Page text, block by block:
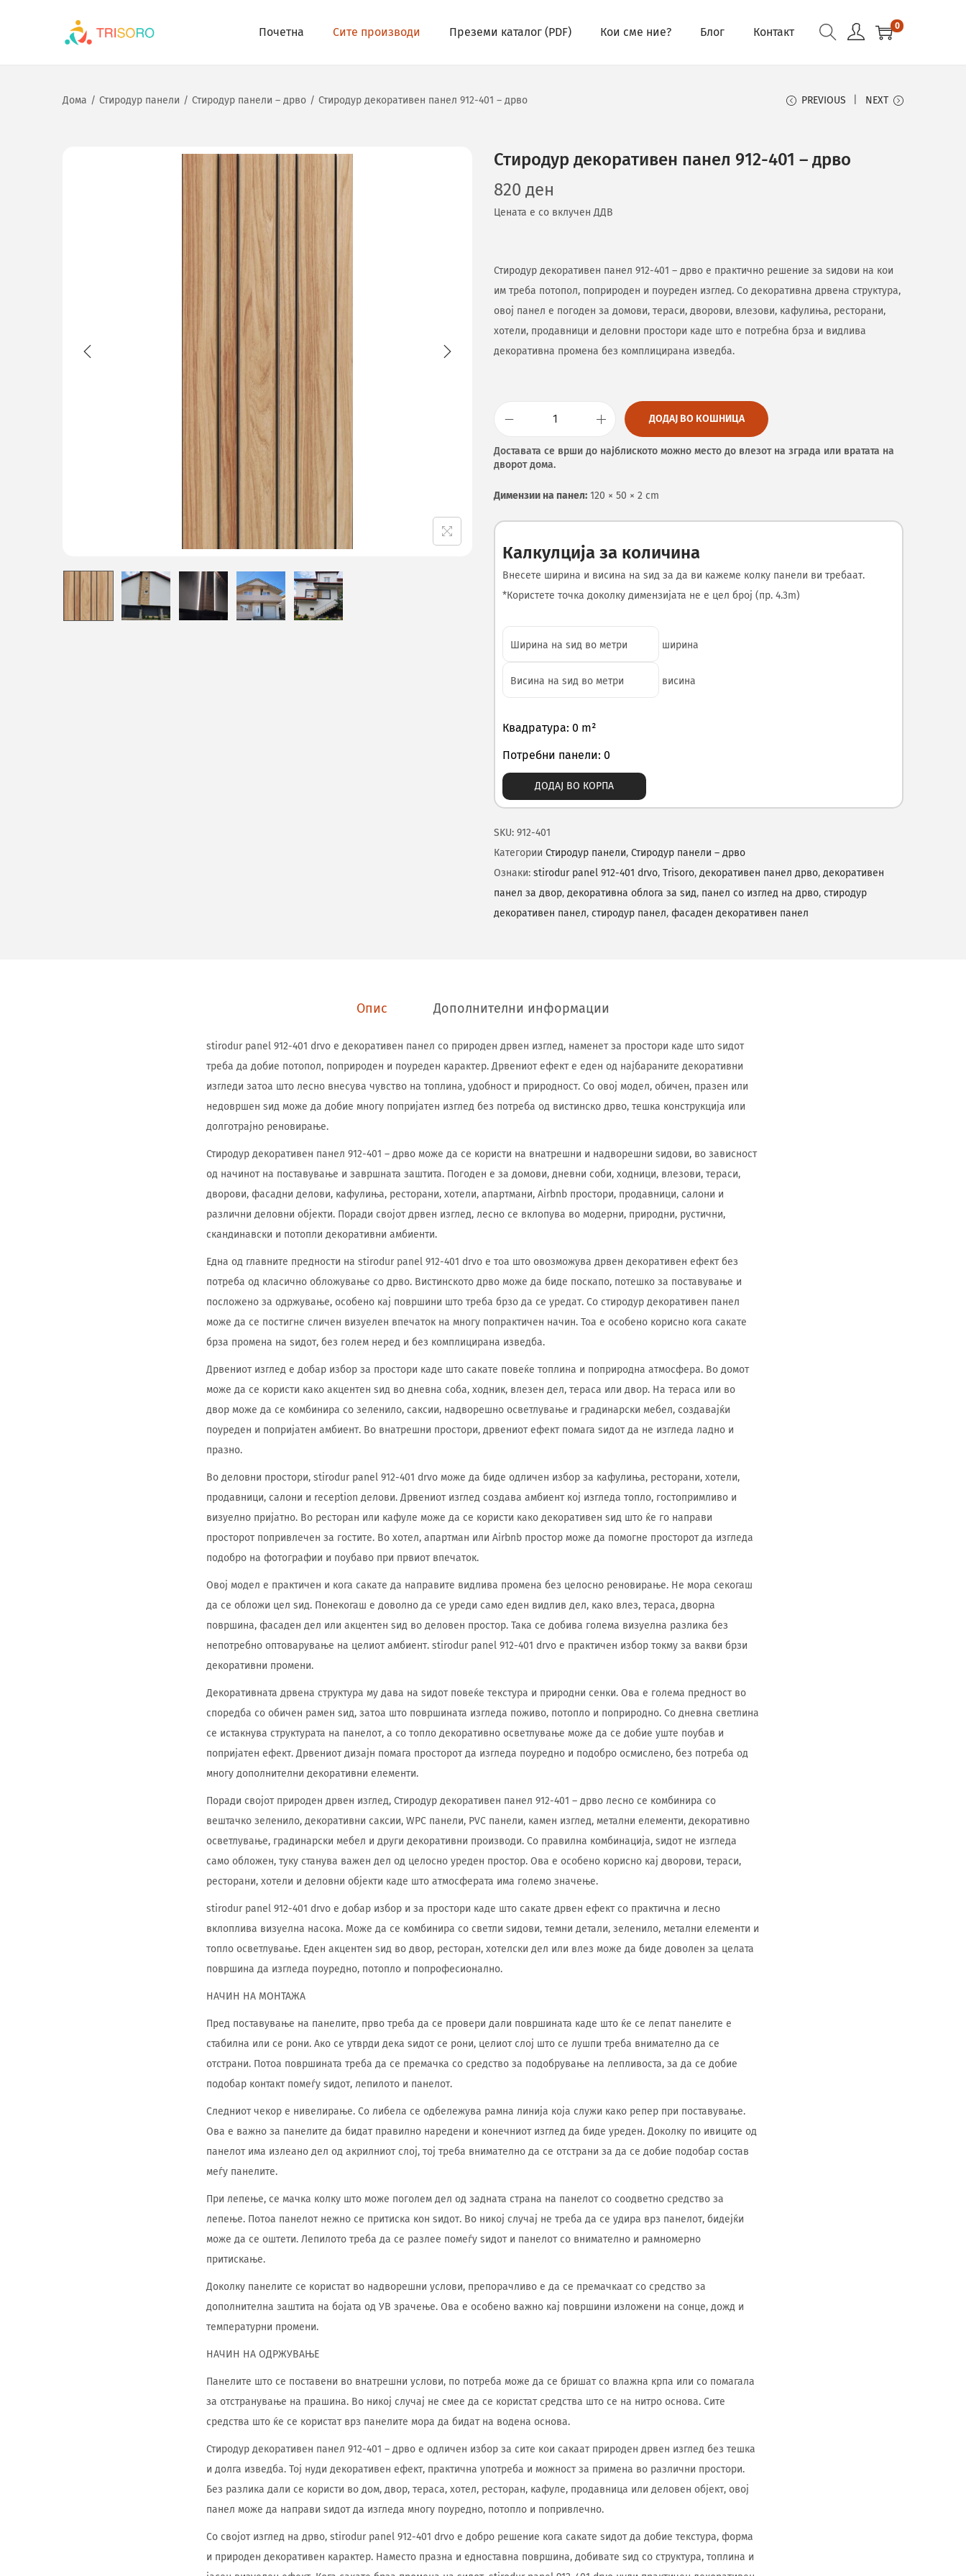
Почетна Сите производи Преземи каталог (PDF) Кои сме ние? Блог Контакт 0
Дома / Стиродур панели / Стиродур панели – дрво / Стиродур декоративен панел 912-401 – дрво PREVIOUS NEXT
Стиродур декоративен панел 912-401 – дрво
820 ден
Цената е со вклучен ДДВ
Стиродур декоративен панел 912-401 – дрво е практично решение за ѕидови на кои
им треба потопол, поприроден и поуреден изглед. Со декоративна дрвена структура,
овој панел е погоден за домови, тераси, дворови, влезови, кафулиња, ресторани,
хотели, продавници и деловни простори каде што е потребна брза и видлива
декоративна промена без комплицирана изведба.
ДОДАЈ ВО КОШНИЦА
Доставата се врши до најблиското можно место до влезот на зграда или вратата на
дворот дома.
Димензии на панел: 120 × 50 × 2 cm
Калкулција за количина
Внесете ширина и висина на ѕид за да ви кажеме колку панели ви требаат.
*Користете точка доколку димензијата не е цел број (пр. 4.3m)
ширина
висина
Квадратура: 0 m²
Потребни панели: 0
ДОДАЈ ВО КОРПА
SKU: 912-401
Категории Стиродур панели, Стиродур панели – дрво
Ознаки: stirodur panel 912-401 drvo, Trisoro, декоративен панел дрво, декоративен
панел за двор, декоративна облога за ѕид, панел со изглед на дрво, стиродур
декоративен панел, стиродур панел, фасаден декоративен панел
Опис Дополнителни информации
stirodur panel 912-401 drvo е декоративен панел со природен дрвен изглед, наменет за простори каде што ѕидот
треба да добие потопол, поприроден и поуреден карактер. Дрвениот ефект е еден од најбараните декоративни
изгледи затоа што лесно внесува чувство на топлина, удобност и природност. Со овој модел, обичен, празен или
недовршен ѕид може да добие многу попријатен изглед без потреба од вистинско дрво, тешка конструкција или
долготрајно реновирање.
Стиродур декоративен панел 912-401 – дрво може да се користи на внатрешни и надворешни ѕидови, во зависност
од начинот на поставување и завршната заштита. Погоден е за домови, дневни соби, ходници, влезови, тераси,
дворови, фасадни делови, кафулиња, ресторани, хотели, апартмани, Airbnb простори, продавници, салони и
различни деловни објекти. Поради својот дрвен изглед, лесно се вклопува во модерни, природни, рустични,
скандинавски и потопли декоративни амбиенти.
Една од главните предности на stirodur panel 912-401 drvo е тоа што овозможува дрвен декоративен ефект без
потреба од класично обложување со дрво. Вистинското дрво може да биде поскапо, потешко за поставување и
посложено за одржување, особено кај површини што треба брзо да се уредат. Со стиродур декоративен панел
може да се постигне сличен визуелен впечаток на многу попрактичен начин. Тоа е особено корисно кога сакате
брза промена на ѕидот, без голем неред и без комплицирана изведба.
Дрвениот изглед е добар избор за простори каде што сакате повеќе топлина и поприродна атмосфера. Во домот
може да се користи како акцентен ѕид во дневна соба, ходник, влезен дел, тераса или двор. На тераса или во
двор може да се комбинира со зеленило, саксии, надворешно осветлување и градинарски мебел, создавајќи
поуреден и попријатен амбиент. Во внатрешни простори, дрвениот ефект помага ѕидот да не изгледа ладно и
празно.
Во деловни простори, stirodur panel 912-401 drvo може да биде одличен избор за кафулиња, ресторани, хотели,
продавници, салони и reception делови. Дрвениот изглед создава амбиент кој изгледа топло, гостопримливо и
визуелно пријатно. Во ресторан или кафуле може да се користи како декоративен ѕид што ќе го направи
просторот попривлечен за гостите. Во хотел, апартман или Airbnb простор може да помогне просторот да изгледа
подобро на фотографии и поубаво при првиот впечаток.
Овој модел е практичен и кога сакате да направите видлива промена без целосно реновирање. Не мора секогаш
да се обложи цел ѕид. Понекогаш е доволно да се уреди само еден видлив дел, како влез, тераса, дворна
површина, фасаден дел или акцентен ѕид во деловен простор. Така се добива голема визуелна разлика без
непотребно оптоварување на целиот амбиент. stirodur panel 912-401 drvo е практичен избор токму за вакви брзи
декоративни промени.
Декоративната дрвена структура му дава на ѕидот повеќе текстура и природни сенки. Ова е голема предност во
споредба со обичен рамен ѕид, затоа што површината изгледа поживо, потопло и поприродно. Со дневна светлина
се истакнува структурата на панелот, а со топло декоративно осветлување може да се добие уште поубав и
попријатен ефект. Дрвениот дизајн помага просторот да изгледа поуредно и подобро осмислено, без потреба од
многу дополнителни декоративни елементи.
Поради својот природен дрвен изглед, Стиродур декоративен панел 912-401 – дрво лесно се комбинира со
вештачко зеленило, декоративни саксии, WPC панели, PVC панели, камен изглед, метални елементи, декоративно
осветлување, градинарски мебел и други декоративни производи. Со правилна комбинација, ѕидот не изгледа
само обложен, туку станува важен дел од целосно уреден простор. Ова е особено корисно кај дворови, тераси,
ресторани, хотели и деловни објекти каде што атмосферата има големо значење.
stirodur panel 912-401 drvo е добар избор и за простори каде што сакате дрвен ефект со практична и лесно
вклоплива визуелна насока. Може да се комбинира со светли ѕидови, темни детали, зеленило, метални елементи и
топло осветлување. Еден акцентен ѕид во двор, ресторан, хотелски дел или влез може да биде доволен за целата
површина да изгледа поуредно, потопло и попрофесионално.
НАЧИН НА МОНТАЖА
Пред поставување на панелите, прво треба да се провери дали површината каде што ќе се лепат панелите е
стабилна или се рони. Ако се утврди дека ѕидот се рони, целиот слој што се лушпи треба внимателно да се
отстрани. Потоа површината треба да се премачка со средство за подобрување на лепливоста, за да се добие
подобар контакт помеѓу ѕидот, лепилото и панелот.
Следниот чекор е нивелирање. Со либела се одбележува рамна линија која служи како репер при поставување.
Ова е важно за панелите да бидат правилно наредени и конечниот изглед да биде уреден. Доколку по ивиците од
панелот има излеано дел од акрилниот слој, тој треба внимателно да се отстрани за да се добие подобар состав
меѓу панелите.
При лепење, се мачка колку што може поголем дел од задната страна на панелот со соодветно средство за
лепење. Потоа панелот нежно се притиска кон ѕидот. Во никој случај не треба да се удира врз панелот, бидејќи
може да се оштети. Лепилото треба да се разлее помеѓу ѕидот и панелот со внимателно и рамномерно
притискање.
Доколку панелите се користат во надворешни услови, препорачливо е да се премачкаат со средство за
дополнителна заштита на бојата од УВ зрачење. Ова е особено важно кај површини изложени на сонце, дожд и
температурни промени.
НАЧИН НА ОДРЖУВАЊЕ
Панелите што се поставени во внатрешни услови, по потреба може да се бришат со влажна крпа или со помагала
за отстранување на прашина. Во никој случај не смее да се користат средства што се на нитро основа. Сите
средства што ќе се користат врз панелите мора да бидат на водена основа.
Стиродур декоративен панел 912-401 – дрво е одличен избор за сите кои сакаат природен дрвен изглед без тешка
и долга изведба. Тој нуди декоративен ефект, практична употреба и можност за примена во различни простори.
Без разлика дали се користи во дом, двор, тераса, хотел, ресторан, кафуле, продавница или деловен објект, овој
панел може да направи ѕидот да изгледа многу поуредно, потопло и попривлечно.
Со својот изглед на дрво, stirodur panel 912-401 drvo е добро решение кога сакате ѕидот да добие текстура, форма
и природен декоративен карактер. Наместо празна и едноставна површина, добивате ѕид со структура, топлина и